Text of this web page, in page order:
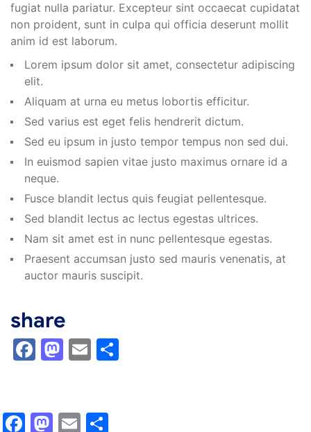
fugiat nulla pariatur. Excepteur sint occaecat cupidatat
non proident, sunt in culpa qui officia deserunt mollit
anim id est laborum.
Lorem ipsum dolor sit amet, consectetur adipiscing
elit.
Aliquam at urna eu metus lobortis efficitur.
Sed varius est eget felis hendrerit dictum.
Sed eu ipsum in justo tempor tempus non sed dui.
In euismod sapien vitae justo maximus ornare id a
neque.
Fusce blandit lectus quis feugiat pellentesque.
Sed blandit lectus ac lectus egestas ultrices.
Nam sit amet est in nunc pellentesque egestas.
Praesent accumsan justo sed mauris venenatis, at
auctor mauris suscipit.
share
Facebook
Mastodon
Email
Facebook
Mastodon
Email